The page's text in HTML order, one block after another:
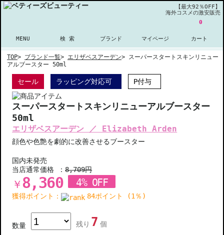
【最大92％OFF】
海外コスメの激安販売
MENU 検 索 ブランド マイページ
0
カート
TOP> ブランド一覧> エリザベスアーデン> スーパースタートスキンリニュー
アルブースター 50ml
セール ラッピング対応可 P付与
スーパースタートスキンリニューアルブースター
50ml
エリザベスアーデン ／ Elizabeth Arden
顔色や色艶を劇的に改善させるブースター
国内未発売
当店通常価格 ：8,709円
￥ 8,360 4% OFF
獲得ポイント： 84ポイント (1％)
数量 残り 7 個